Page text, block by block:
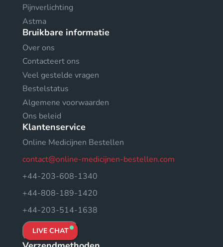
Pijnverlichting
Astma
Bruikbare informatie
Over ons
Contacteert ons
Veel gestelde vragen
Bestelstatus
Algemene voorwaarden
Ons beleid
Klantenservice
Online Medicijnen Bestellen
contact@online-medicijnen-bestellen.com
+44-203-608-1340
+44-808-189-1420
+44-203-514-1638
LIVE CHAT